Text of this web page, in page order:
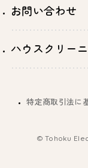
お問い合わせ
ハウスクリー
特定商取引法に
© Tohoku